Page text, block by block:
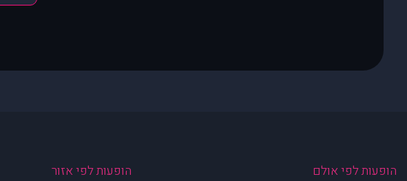
הופעות לפי אולם הופעות לפי אזור